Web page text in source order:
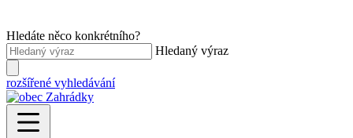
Hledáte něco konkrétního?
Hledaný výraz
rozšířené vyhledávání